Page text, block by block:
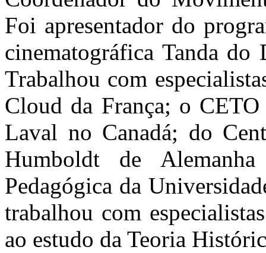
Foi apresentador do
cinematográfica Tanda do
Trabalhou com
Cloud da França; o
Laval no Canadá; do
Humboldt de
Pedagógica da
trabalhou com
ao estudo da Teoria